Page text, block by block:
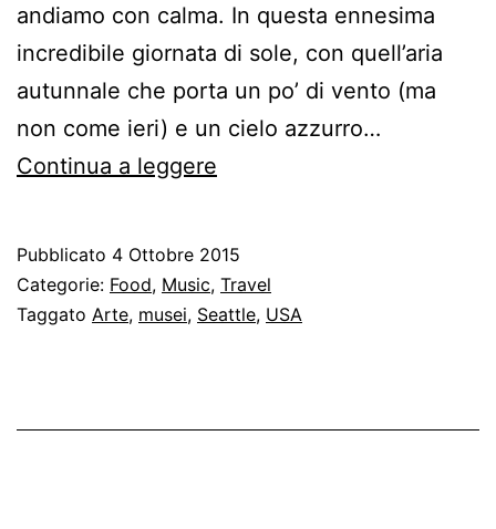
andiamo con calma. In questa ennesima
incredibile giornata di sole, con quell’aria
autunnale che porta un po’ di vento (ma
non come ieri) e un cielo azzurro…
Continua a leggere
–
EMP,
e
Pubblicato 4 Ottobre 2015
Categorie: Food, Music, Travel
Taggato Arte, musei, Seattle, USA